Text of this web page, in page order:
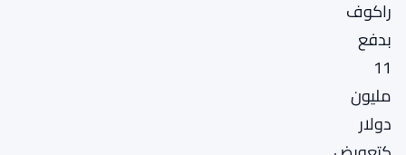
راكوف
بدفع
11
مليون
دولار